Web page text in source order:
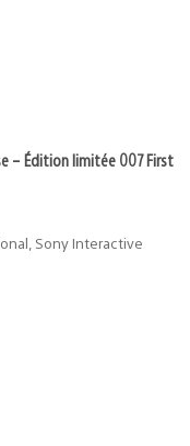
– Édition limitée 007 First
Sony Interactive